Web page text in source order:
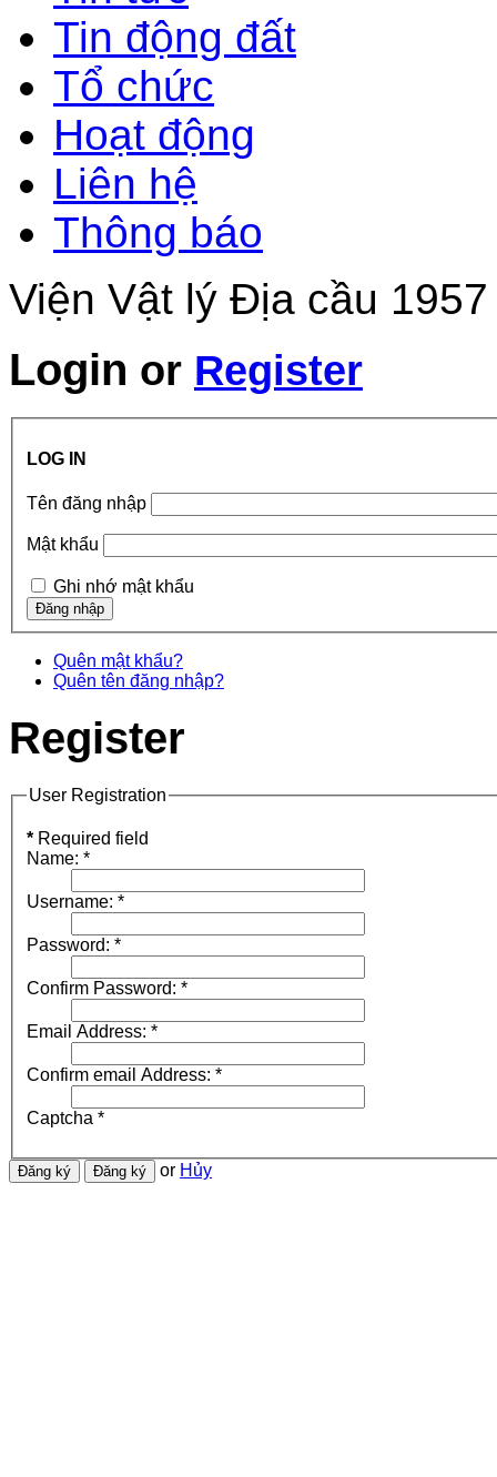
Tin động đất
Tổ chức
Hoạt động
Liên hệ
Thông báo
Viện Vật lý Địa cầu
Login or Register
LOG IN
Tên đăng nhập
Mật khẩu
Ghi nhớ mật khẩu
Quên mật khẩu?
Quên tên đăng nhập?
Register
User Registration
* Required field
Name: *
Username: *
Password: *
Confirm Password: *
Email Address: *
Confirm email Address: *
Captcha *
or Hủy